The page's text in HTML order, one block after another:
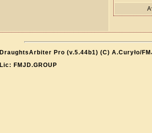
DraughtsArbiter Pro (v.5.44b1) (C) A.Curyło/
Lic: FMJD.GROUP